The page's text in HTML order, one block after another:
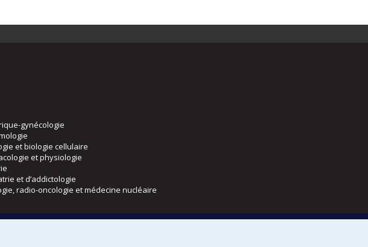
gynécologie
et biologie cellulaire
et physiologie
et d’addictologie
radio-oncologie et médecine nucléaire